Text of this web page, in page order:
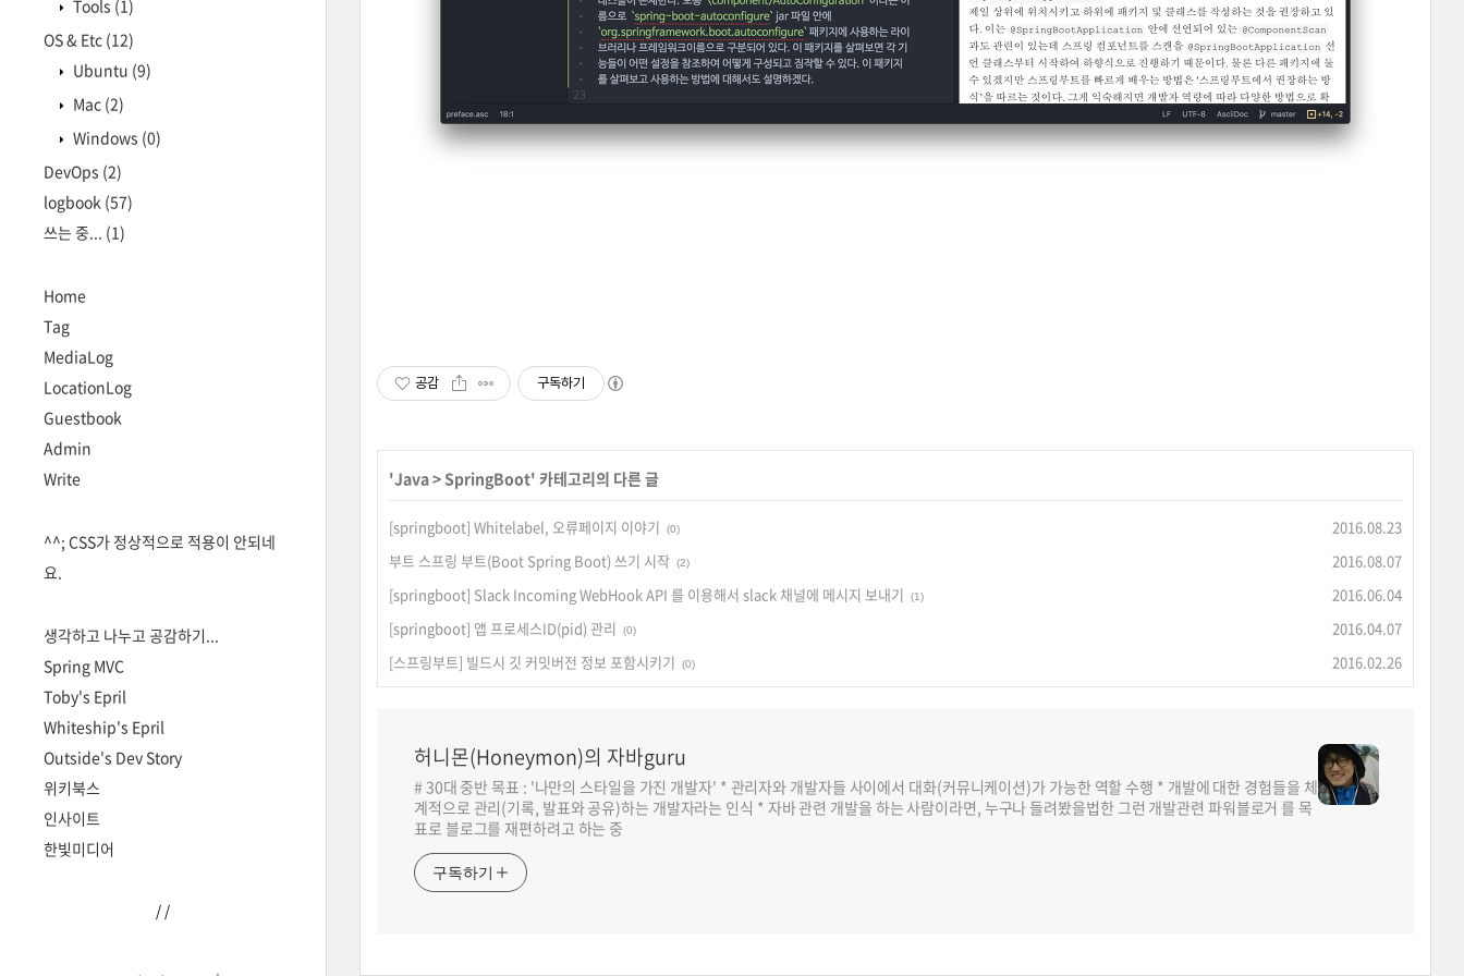
Tools (1)
OS & Etc (12)
Ubuntu (9)
Mac (2)
Windows (0)
DevOps (2)
logbook (57)
쓰는 중... (1)
Home
Tag
MediaLog
LocationLog
Guestbook
Admin
Write
^^; CSS가 정상적으로 적용이 안되네
요.
생각하고 나누고 공감하기...
Spring MVC
Toby's Epril
Whiteship's Epril
Outside's Dev Story
위키북스
인사이트
한빛미디어
/ /
공감 구독하기
'Java> SpringBoot' 카테고리의 다른 글
[springboot] Whitelabel, 오류페이지 이야기 (0)
2016.08.23
부트 스프링 부트(Boot Spring Boot) 쓰기 시작 (2)
2016.08.07
[springboot] Slack Incoming WebHook API 를 이용해서 slack 채널에 메시지 보내기
(1)
2016.06.04
[springboot] 앱 프로세스ID(pid) 관리
(0)
2016.04.07
[스프링부트] 빌드시 깃 커밋버전 정보 포함시키기
(0) 2016.02.26
허니몬(Honeymon)의 자바guru
# 30대 중반 목표 : '나만의 스타일을 가진 개발자' * 관리자와 개발자들 사이에서 대화(커뮤니케이션)가 가능한 역할 수행 * 개발에 대한 경험들을 체
계적으로 관리(기록, 발표와 공유)하는 개발자라는 인식 * 자바 관련 개발을 하는 사람이라면, 누구나 들려봤을법한 그런 개발관련 파워블로거 를 목
표로 블로그를 재편하려고 하는 중
구독하기